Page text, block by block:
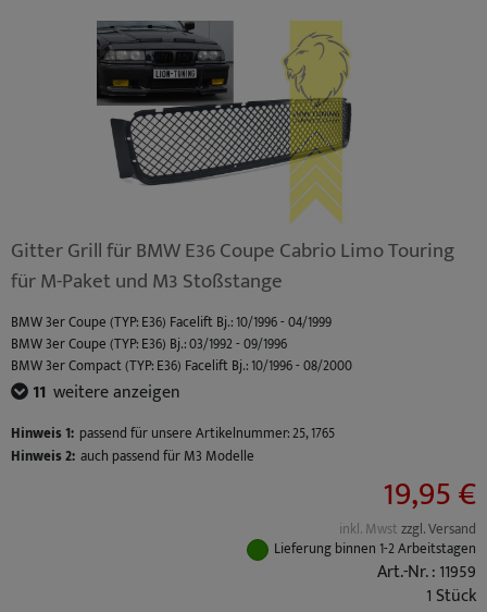
Gitter Grill für BMW E36 Coupe Cabrio Limo Touring
für M-Paket und M3 Stoßstange
BMW 3er Coupe (TYP: E36) Facelift Bj.: 10/1996 - 04/1999
BMW 3er Coupe (TYP: E36) Bj.: 03/1992 - 09/1996
BMW 3er Compact (TYP: E36) Facelift Bj.: 10/1996 - 08/2000
BMW 3er Compact (TYP: E36) Bj.: 03/1994 - 09/1996
BMW 3er Cabrio (TYP: E36) Bj.: 03/1993 - 09/1996
BMW 3er Limousine (TYP: E36) Facelift Bj.: 10/1996 - 02/1998
BMW M3 (TYP: M3 (E36) Coupe / Cabrio S50B30) Standard Bj.: 10/1992 - 10/1995
BMW M3 (TYP: M3 (E36) Limo S50B30) Standard Bj.: 10/1992 - 10/1995
BMW M3 (TYP: M3 (E36) Coupe / Cabrio S50B32) Facelift Bj.: 10/1995 - 04/1999
11 weitere anzeigen
Hinweis 1: passend für unsere Artikelnummer: 25, 1765
Hinweis 2: auch passend für M3 Modelle
19,95 €
inkl. Mwstzzgl. Versand
Lieferung binnen 1-2 Arbeitstagen
Art.-Nr. : 11959
1 Stück